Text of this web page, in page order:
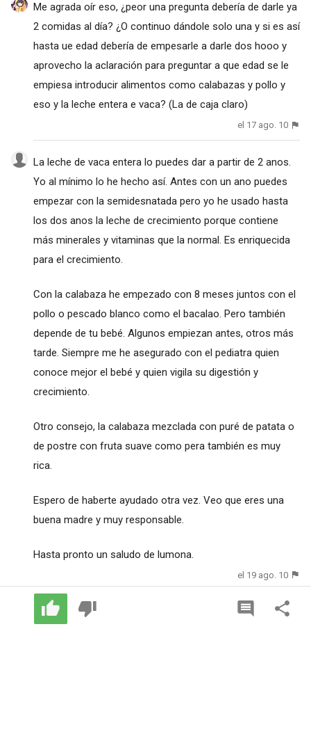
Me agrada oír eso, ¿peor una pregunta debería de darle ya
2 comidas al día? ¿O continuo dándole solo una y si es así
hasta ue edad debería de empesarle a darle dos hooo y
aprovecho la aclaración para preguntar a que edad se le
empiesa introducir alimentos como calabazas y pollo y
eso y la leche entera e vaca? (La de caja claro)
el 17 ago. 10
La leche de vaca entera lo puedes dar a partir de 2 anos.
Yo al mínimo lo he hecho así. Antes con un ano puedes
empezar con la semidesnatada pero yo he usado hasta
los dos anos la leche de crecimiento porque contiene
más minerales y vitaminas que la normal. Es enriquecida
para el crecimiento.
Con la calabaza he empezado con 8 meses juntos con el
pollo o pescado blanco como el bacalao. Pero también
depende de tu bebé. Algunos empiezan antes, otros más
tarde. Siempre me he asegurado con el pediatra quien
conoce mejor el bebé y quien vigila su digestión y
crecimiento.
Otro consejo, la calabaza mezclada con puré de patata o
de postre con fruta suave como pera también es muy
rica.
Espero de haberte ayudado otra vez. Veo que eres una
buena madre y muy responsable.
Hasta pronto un saludo de lumona.
el 19 ago. 10